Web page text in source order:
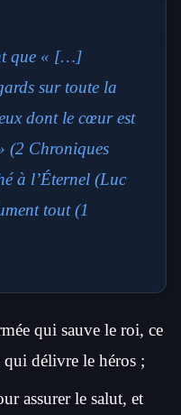
que « […]
sur toute la
dont le cœur est
Chroniques
à l’Éternel (Luc
tout (1
qui sauve le roi, ce
qui délivre le héros ;
assurer le salut, et